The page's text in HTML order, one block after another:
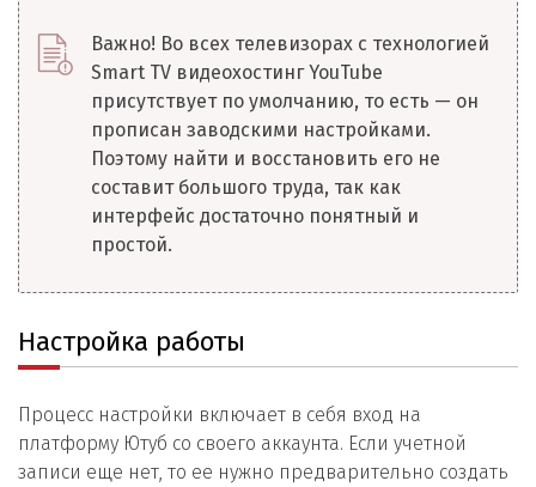
Важно! Во всех телевизорах с технологией
Smart TV видеохостинг YouTube
присутствует по умолчанию, то есть — он
прописан заводскими настройками.
Поэтому найти и восстановить его не
составит большого труда, так как
интерфейс достаточно понятный и
простой.
Настройка работы
Процесс настройки включает в себя вход на
платформу Ютуб со своего аккаунта. Если учетной
записи еще нет, то ее нужно предварительно создать